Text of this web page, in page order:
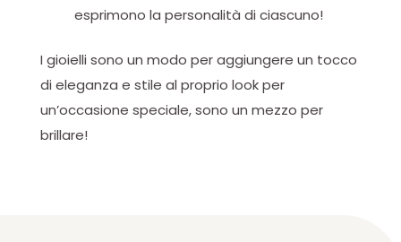
esprimono la personalità di ciascuno!
I gioielli sono un modo per aggiungere un tocco
di eleganza e stile al proprio look per
un’occasione speciale, sono un mezzo per
brillare!